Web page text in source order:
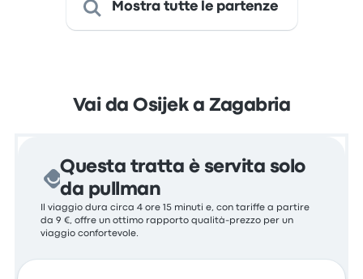
Mostra tutte le partenze
Vai da Osijek a Zagabria
Questa tratta è servita solo
da pullman
Il viaggio dura circa 4 ore 15 minuti e, con tariffe a partire
da 9 €, offre un ottimo rapporto qualità-prezzo per un
viaggio confortevole.